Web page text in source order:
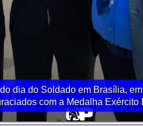
dia do Soldado em Brasília,
com a Medalha Exército